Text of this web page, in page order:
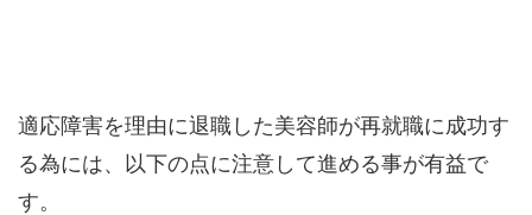
適応障害を理由に退職した美容師が再就職に成功す
る為には、以下の点に注意して進める事が有益で
す。